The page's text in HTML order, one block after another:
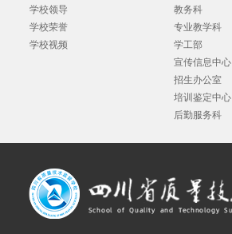
学校领导
学校荣誉
学校视频
教务科
专业教学科
学工部
宣传信息中心
招生办公室
培训鉴定中心
后勤服务科